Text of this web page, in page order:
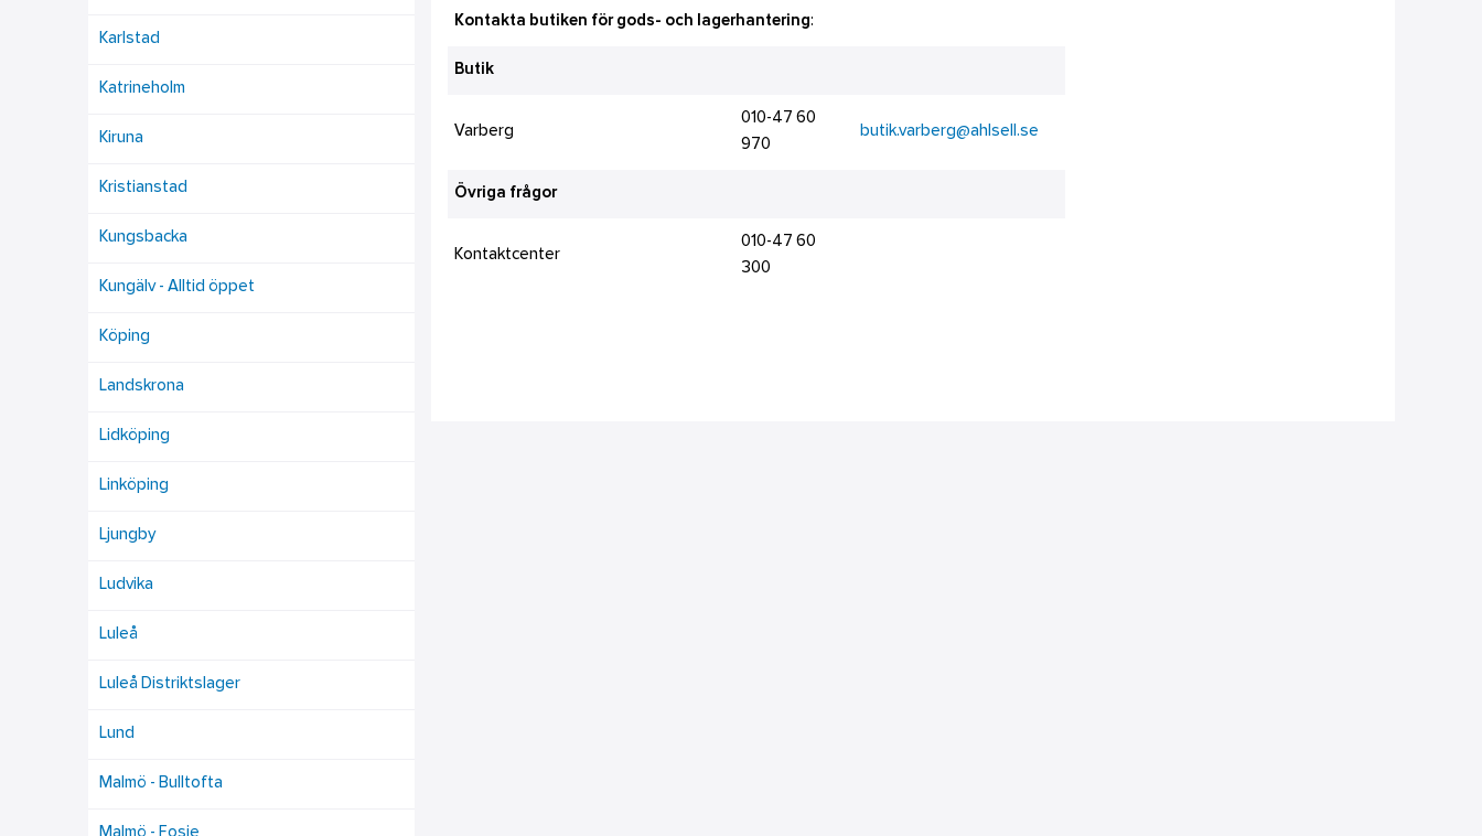
Karlstad
Katrineholm
Kiruna
Kristianstad
Kungsbacka
Kungälv - Alltid öppet
Köping
Landskrona
Lidköping
Linköping
Ljungby
Ludvika
Luleå
Luleå Distriktslager
Lund
Malmö - Bulltofta
Kontakta butiken för gods- och lagerhantering:
Butik
Varberg
010-47 60
970
butik.varberg@ahlsell.se
Övriga frågor
Kontaktcenter
010-47 60
300